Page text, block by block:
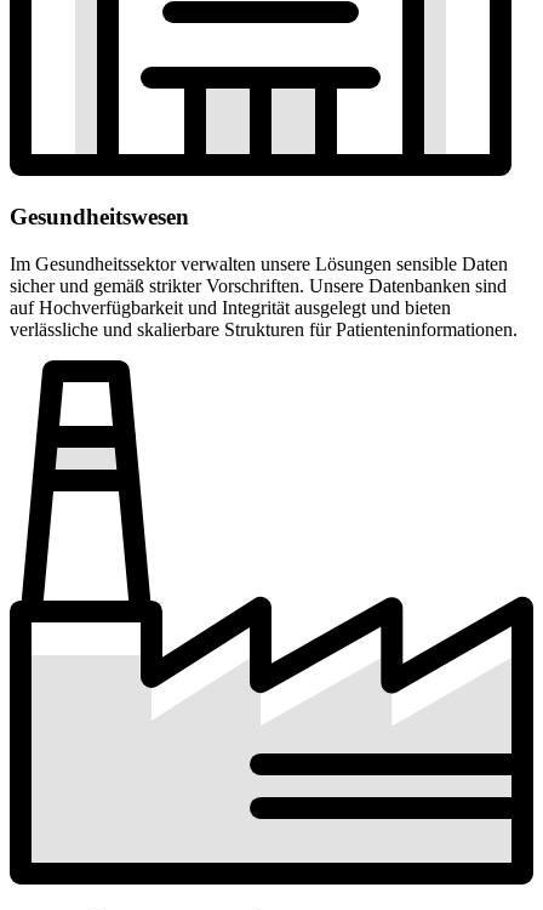
Gesundheitswesen
Im Gesundheitssektor verwalten unsere Lösungen sensible Daten
sicher und gemäß strikter Vorschriften. Unsere Datenbanken sind
auf Hochverfügbarkeit und Integrität ausgelegt und bieten
verlässliche und skalierbare Strukturen für Patienteninformationen.